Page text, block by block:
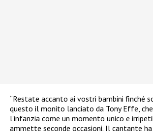
“Restate accanto ai vostri bambini finché
questo il monito lanciato da Tony Effe,
l’infanzia come un momento unico e
ammette seconde occasioni. Il cantante